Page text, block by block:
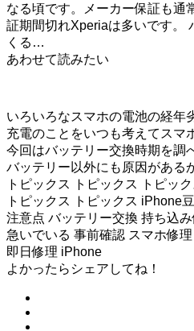
なる頃です。メーカー保証も通
証期間切れXperiaは多いです。
くる…
あわせて読みたい
いろいろなスマホの電池の経年
充電のことをいつも考えてスマ
今回はバッテリー交換時期を調
バッテリー以外にも原因がある
トピックス
トピックス トピッ
トピックス
トピックス iPhone
注意点 バッテリー交換 持ち込
急いでいる 事前確認 スマホ修
即日修理 iPhone
よかったらシェアしてね！